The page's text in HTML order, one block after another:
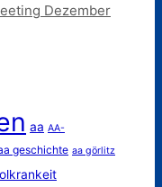
Dezember
aa AA-
geschichte aa görlitz